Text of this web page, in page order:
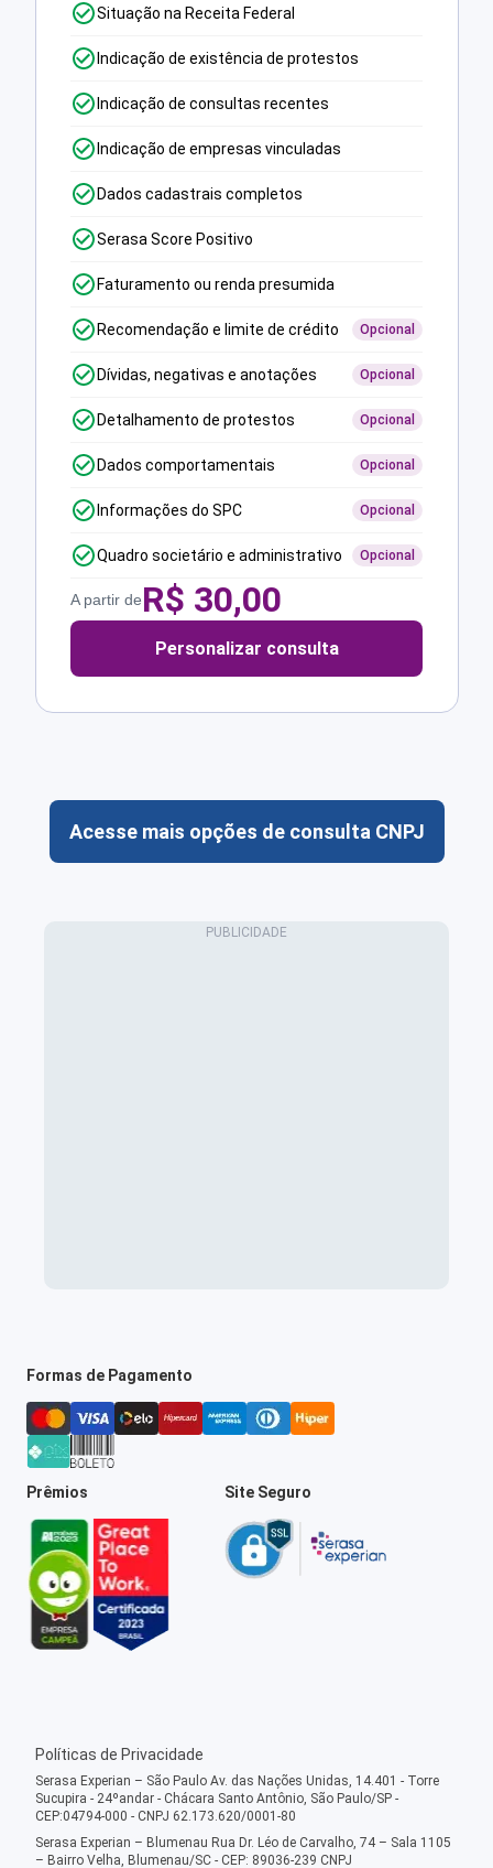
Situação na Receita Federal
Indicação de existência de protestos
Indicação de consultas recentes
Indicação de empresas vinculadas
Dados cadastrais completos
Serasa Score Positivo
Faturamento ou renda presumida
Recomendação e limite de crédito Opcional
Dívidas, negativas e anotações Opcional
Detalhamento de protestos Opcional
Dados comportamentais Opcional
Informações do SPC Opcional
Quadro societário e administrativo Opcional
A partir deR$ 30,00
Personalizar consulta
Acesse mais opções de consulta CNPJ
Formas de Pagamento
Prêmios Site Seguro
Políticas de Privacidade
Serasa Experian – São Paulo Av. das Nações Unidas, 14.401 - Torre
Sucupira - 24ºandar - Chácara Santo Antônio, São Paulo/SP -
CEP:04794-000 - CNPJ 62.173.620/0001-80
Serasa Experian – Blumenau Rua Dr. Léo de Carvalho, 74 – Sala 1105
– Bairro Velha, Blumenau/SC - CEP: 89036-239 CNPJ